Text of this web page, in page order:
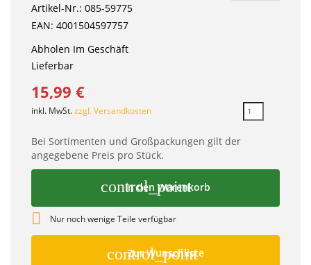
Artikel-Nr.: 085-59775
EAN: 4001504597757
Abholen Im Geschäft
Lieferbar
15,99 €
inkl. MwSt.zzgl. Versandkosten
Bei Sortimenten und Großpackungen gilt der
angegebene Preis pro Stück.
control_point
In den Warenkorb
 Nur noch wenige Teile verfügbar
control_point
Zur Wunschliste